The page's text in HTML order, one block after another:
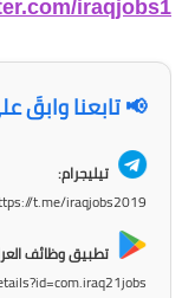
iraqjobs1
📢 تابعنا وابقَ
تيليجرام:
t.me/iraqjobs2019
تطبيق وظائف